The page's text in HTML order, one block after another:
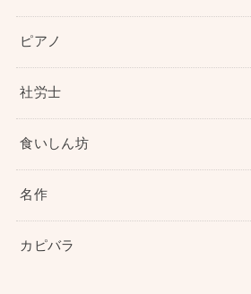
ピアノ
社労士
食いしん坊
名作
カピバラ